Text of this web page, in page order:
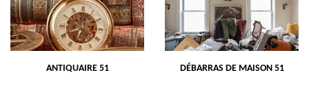
ANTIQUAIRE 51 DÉBARRAS DE MAISON 51